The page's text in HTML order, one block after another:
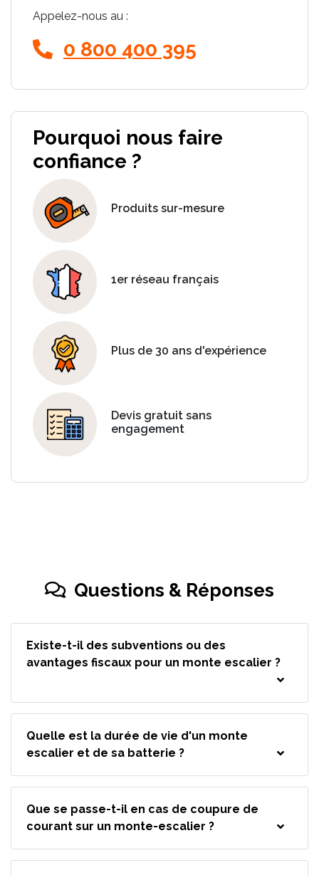
Appelez-nous au :
0 800 400 395
Pourquoi nous faire
confiance ?
Produits sur-mesure
1er réseau français
Plus de 30 ans d'expérience
Devis gratuit sans
engagement
Questions & Réponses
Existe-t-il des subventions ou des
avantages fiscaux pour un monte escalier ?
Quelle est la durée de vie d'un monte
escalier et de sa batterie ?
Que se passe-t-il en cas de coupure de
courant sur un monte-escalier ?